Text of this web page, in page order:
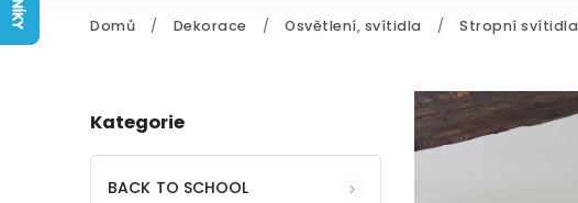
Domů / Dekorace / Osvětlení, svítidla / Stropní svítidla
Kategorie
BACK TO SCHOOL